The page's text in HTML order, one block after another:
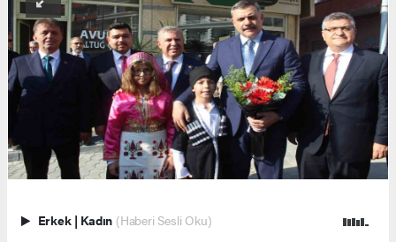
Erkek | Kadın (Haberi Sesli Oku)